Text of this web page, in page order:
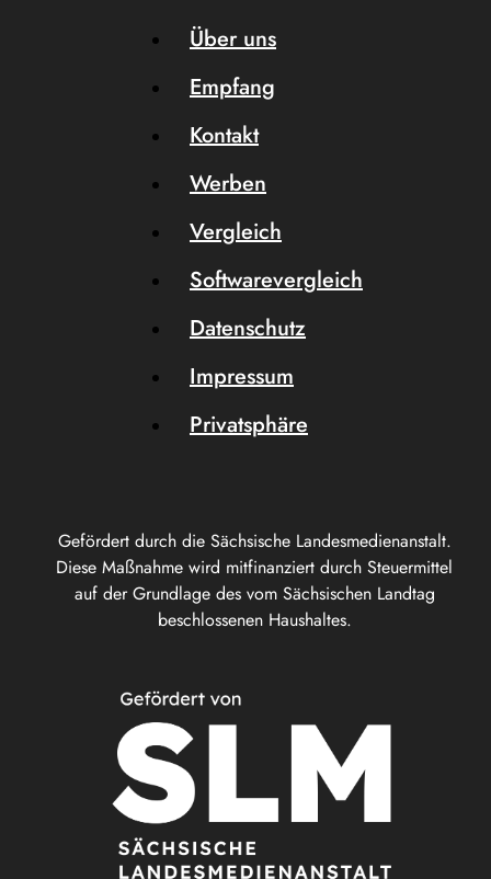
Gefördert durch die Sächsische Landesmedienanstalt.
Diese Maßnahme wird mitfinanziert durch Steuermittel
auf der Grundlage des vom Sächsischen Landtag
beschlossenen Haushaltes.
Über uns
Empfang
Kontakt
Werben
Vergleich
Softwarevergleich
Datenschutz
Impressum
Privatsphäre